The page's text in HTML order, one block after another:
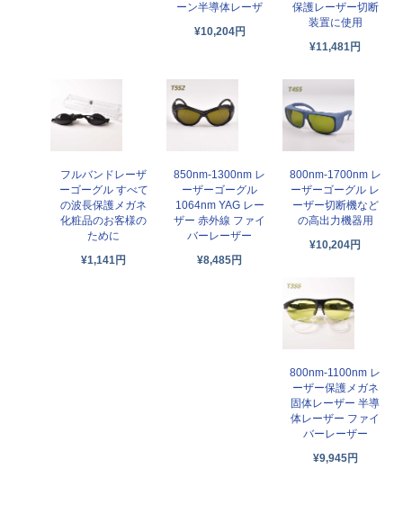
ーン半導体レーザ
¥10,204円
保護レーザー切断
装置に使用
¥11,481円
フルバンドレーザ
ーゴーグル すべて
の波長保護メガネ
化粧品のお客様の
ために
¥1,141円
850nm-1300nm レ
ーザーゴーグル
1064nm YAG レー
ザー 赤外線 ファイ
バーレーザー
¥8,485円
800nm-1700nm レ
ーザーゴーグル レ
ーザー切断機など
の高出力機器用
¥10,204円
800nm-1100nm レ
ーザー保護メガネ
固体レーザー 半導
体レーザー ファイ
バーレーザー
¥9,945円